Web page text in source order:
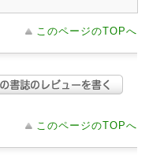
このページのTOPへ
このページのTOPへ